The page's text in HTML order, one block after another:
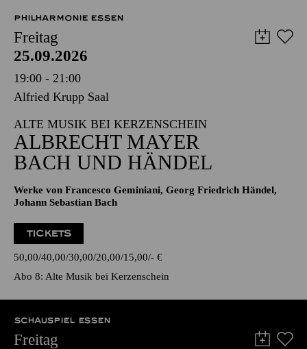
PHILHARMONIE ESSEN
Freitag
25.09.2026
19:00 - 21:00
Alfried Krupp Saal
ALTE MUSIK BEI KERZENSCHEIN
ALBRECHT MAYER
BACH UND HÄNDEL
Werke von Francesco Geminiani, Georg Friedrich Händel,
Johann Sebastian Bach
TICKETS
50,00 40,00 30,00 20,00 15,00 - €
Abo 8: Alte Musik bei Kerzenschein
SCHAUSPIEL ESSEN
Freitag